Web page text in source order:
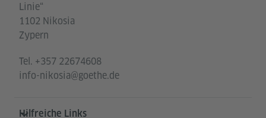
Linie“
1102 Nikosia
Zypern
Tel. +357 22674608
info-nikosia@goethe.de
Hilfreiche Links